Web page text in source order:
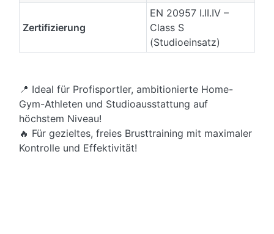
Zertifizierung
EN 20957 I.II.IV –
Class S
(Studioeinsatz)
📍 Ideal für Profisportler, ambitionierte Home-
Gym-Athleten und Studioausstattung auf
höchstem Niveau!
🔥 Für gezieltes, freies Brusttraining mit maximaler
Kontrolle und Effektivität!